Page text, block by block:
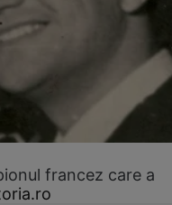
francez care a